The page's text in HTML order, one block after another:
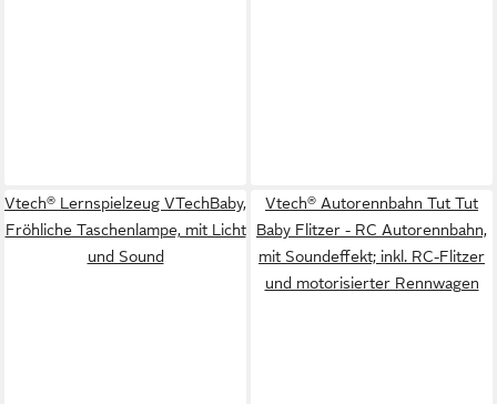
Vtech® Lernspielzeug VTechBaby,
Fröhliche Taschenlampe, mit Licht
und Sound
Vtech® Autorennbahn Tut Tut
Baby Flitzer - RC Autorennbahn,
mit Soundeffekt; inkl. RC-Flitzer
und motorisierter Rennwagen